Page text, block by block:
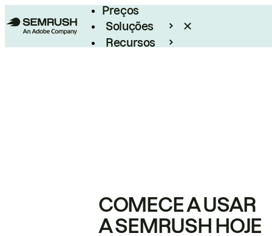
Preços
Soluções
Recursos
COMECE A USAR
A SEMRUSH HOJE